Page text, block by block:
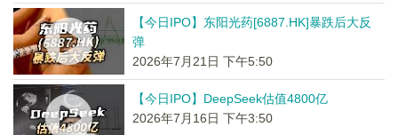
【今日IPO】东阳光药[6887.HK]暴跌后大反
弹
2026年7月21日 下午5:50
【今日IPO】DeepSeek估值4800亿
2026年7月16日 下午3:50